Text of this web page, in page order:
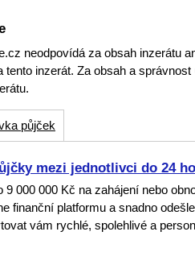
neodpovídá za obsah inzerátu
tento inzerát. Za obsah a
půjček
mezi jednotlivci do 24
9 000 000 Kč na zahájení nebo
finanční platformu a snadno
vám rychlé, spolehlivé a